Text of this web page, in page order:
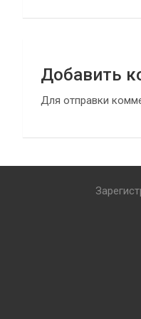
записям
Добавить
Для отправки